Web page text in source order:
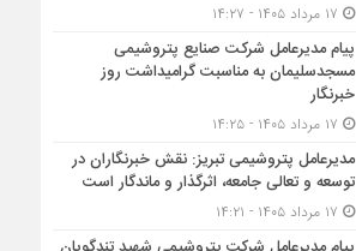
پیام مدیرعامل شركت صنایع پتروشیمی
مسجدسلیمان به مناسبت گرامیداشت روز
خبرنگار
مدیرعامل پتروشیمی تبریز: نقش خبرنگاران در
توسعه و تعالی جامعه، اثرگذار و ماندگار است